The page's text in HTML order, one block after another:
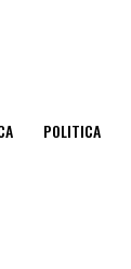
POLITICA